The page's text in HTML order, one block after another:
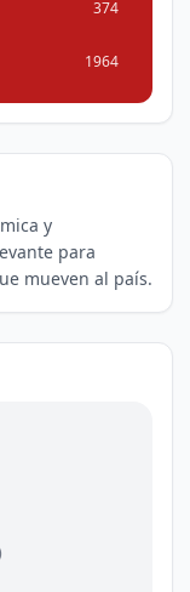
374
1964
y
para
mueven al país.